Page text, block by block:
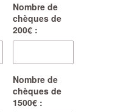
Nombre de
chèques de
200€ :
Nombre de
chèques de
1500€ :